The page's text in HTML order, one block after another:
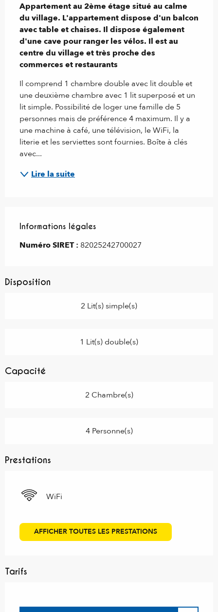
Appartement au 2ème étage situé au calme
du village. L'appartement dispose d'un balcon
avec table et chaises. Il dispose également
d'une cave pour ranger les vélos. Il est au
centre du village et très proche des
commerces et restaurants
Il comprend 1 chambre double avec lit double et
une deuxième chambre avec 1 lit superposé et un
lit simple. Possibilité de loger une famille de 5
personnes mais de préférence 4 maximum. Il y a
une machine à café, une télévision, le WiFi, la
literie et les serviettes sont fournies. Boîte à clés
avec...
Lire la suite
Informations légales
Informations légales
Numéro SIRET : 82025242700027
Disposition
2 Lit(s) simple(s)
1 Lit(s) double(s)
Capacité
2 Chambre(s)
4 Personne(s)
Prestations
WiFi
AFFICHER TOUTES LES PRESTATIONS
Tarifs